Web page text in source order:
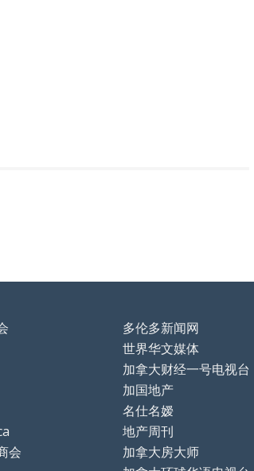
会
多伦多新闻网
世界华文媒体
加拿大财经一号电视台
加国地产
名仕名嫒
地产周刊
加拿大房大师